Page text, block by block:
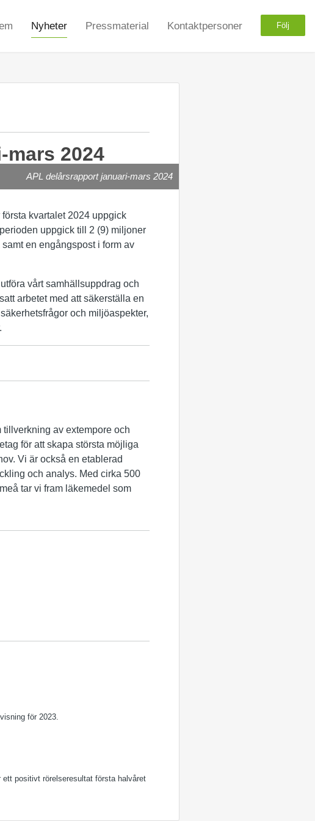
Nyheter Pressmaterial Kontaktpersoner Följ
2024
APL delårsrapport januari-mars 2024
kvartalet 2024 uppgick
uppgick till 2 (9) miljoner
en engångspost i form av
vårt samhällsuppdrag och
arbetet med att säkerställa en
och miljöaspekter,
av extempore och
för att skapa största möjliga
Vi är också en etablerad
och analys. Med cirka 500
tar vi fram läkemedel som
för 2023.
ett positivt rörelseresultat första halvåret